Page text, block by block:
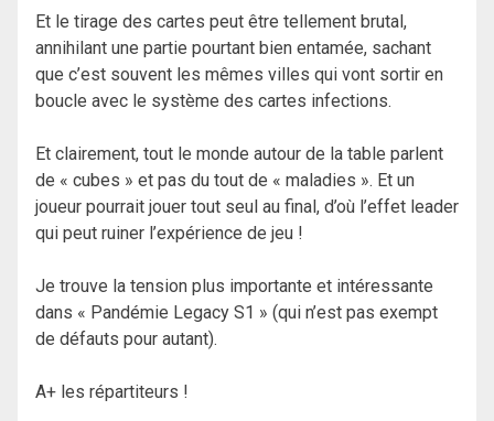
Et le tirage des cartes peut être tellement brutal,
annihilant une partie pourtant bien entamée, sachant
que c’est souvent les mêmes villes qui vont sortir en
boucle avec le système des cartes infections.
Et clairement, tout le monde autour de la table parlent
de « cubes » et pas du tout de « maladies ». Et un
joueur pourrait jouer tout seul au final, d’où l’effet leader
qui peut ruiner l’expérience de jeu !
Je trouve la tension plus importante et intéressante
dans « Pandémie Legacy S1 » (qui n’est pas exempt
de défauts pour autant).
A+ les répartiteurs !